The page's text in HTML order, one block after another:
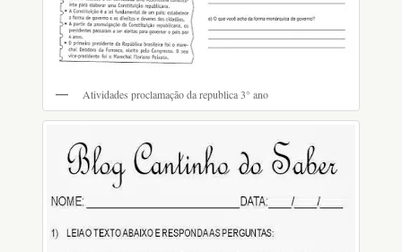
Atividades proclamação da republica 3° ano